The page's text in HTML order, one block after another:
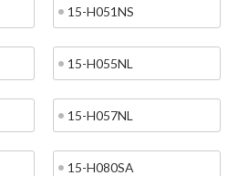
15-H051NS
15-H055NL
15-H057NL
15-H080SA